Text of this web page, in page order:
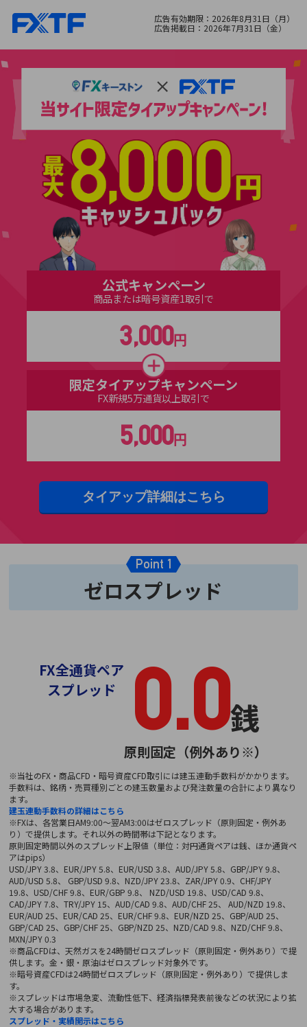
広告有効期限： 2026年8月31日（月）
広告掲載日： 2026年7月31日（金）
公式キャンペーン
商品または暗号資産1取引で
3,000円
限定タイアップキャンペーン
FX新規5万通貨以上取引で
5,000円
タイアップ詳細はこちら
Point 1
ゼロスプレッド
FX全通貨ペア
スプレッド
0.0銭
原則固定（例外あり※）
※当社のFX・商品CFD・暗号資産CFD取引には建玉連動手数料がかかります。
手数料は、銘柄・売買種別ごとの建玉数量および発注数量の合計により異なり
ます。
建玉連動手数料の詳細はこちら
※FXは、各営業日AM9:00～翌AM3:00はゼロスプレッド（原則固定・例外あ
り）で提供します。それ以外の時間帯は下記となります。
原則固定時間以外のスプレッド上限値（単位：対円通貨ペアは銭、ほか通貨ペ
アはpips）
USD/JPY 3.8、EUR/JPY 5.8、EUR/USD 3.8、AUD/JPY 5.8、GBP/JPY 9.8、
AUD/USD 5.8、 GBP/USD 9.8、NZD/JPY 23.8、ZAR/JPY 0.9、CHF/JPY
19.8、USD/CHF 9.8、EUR/GBP 9.8、 NZD/USD 19.8、USD/CAD 9.8、
CAD/JPY 7.8、TRY/JPY 15、AUD/CAD 9.8、AUD/CHF 25、 AUD/NZD 19.8、
EUR/AUD 25、EUR/CAD 25、EUR/CHF 9.8、EUR/NZD 25、GBP/AUD 25、
GBP/CAD 25、GBP/CHF 25、GBP/NZD 25、NZD/CAD 9.8、NZD/CHF 9.8、
MXN/JPY 0.3
※商品CFDは、天然ガスを24時間ゼロスプレッド（原則固定・例外あり）で提
供します。金・銀・原油はゼロスプレッド対象外です。
※暗号資産CFDは24時間ゼロスプレッド（原則固定・例外あり）で提供しま
す。
※スプレッドは市場急変、流動性低下、経済指標発表前後などの状況により拡
大する場合があります。
スプレッド・実績開示はこちら